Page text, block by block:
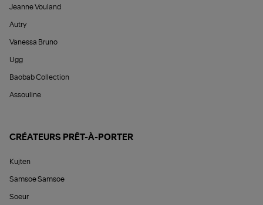
Jeanne Vouland
Autry
Vanessa Bruno
Ugg
Baobab Collection
Assouline
CRÉATEURS PRÊT-À-PORTER
Kujten
Samsoe Samsoe
Soeur